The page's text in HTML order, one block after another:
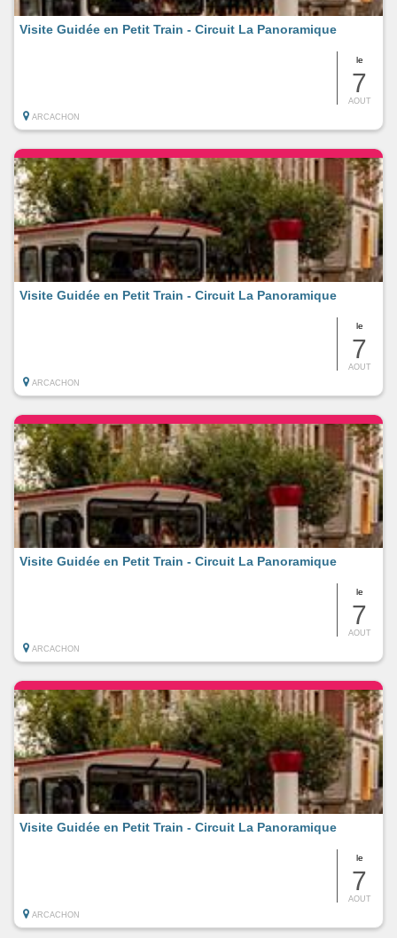
le
7
AOUT
Visite Guidée en Petit Train - Circuit La Panoramique
ARCACHON
le
7
AOUT
Visite Guidée en Petit Train - Circuit La Panoramique
ARCACHON
le
7
AOUT
Visite Guidée en Petit Train - Circuit La Panoramique
ARCACHON
le
7
AOUT
Visite Guidée en Petit Train - Circuit La Panoramique
ARCACHON